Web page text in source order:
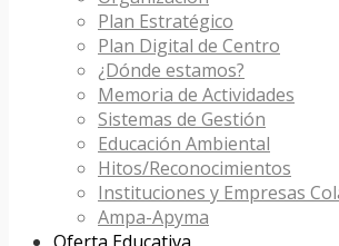
Plan Estratégico
Plan Digital de Centro
¿Dónde estamos?
Memoria de Actividades
Sistemas de Gestión
Educación Ambiental
Hitos/Reconocimientos
Instituciones y Empresas
Ampa-Apyma